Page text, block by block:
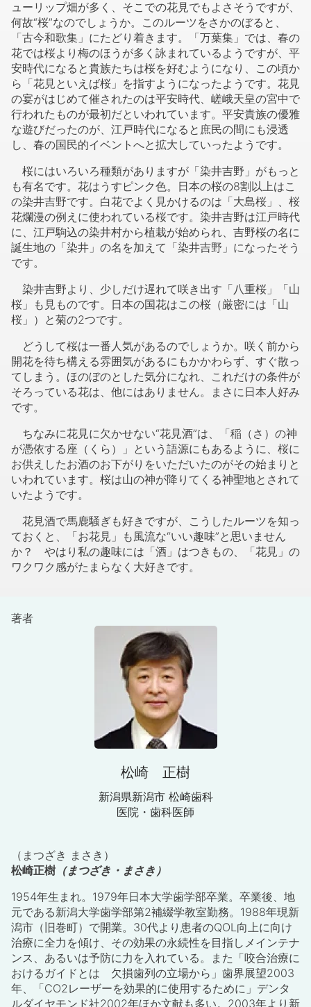
この「花見」、花は限定されていないのに、誰もが「花
見」といえば「桜」という認識を持っています。新潟はチ
ューリップ畑が多く、そこでの花見でもよさそうですが、
何故“桜”なのでしょうか。このルーツをさかのぼると、
「古今和歌集」にたどり着きます。「万葉集」では、春の
花では桜より梅のほうが多く詠まれているようですが、平
安時代になると貴族たちは桜を好むようになり、この頃か
ら「花見といえば桜」を指すようになったようです。花見
の宴がはじめて催されたのは平安時代、嵯峨天皇の宮中で
行われたものが最初だといわれています。平安貴族の優雅
し、春の国民的イベントへと拡大していったようです。
桜にはいろいろ種類がありますが「染井吉野」がもっと
も有名です。花はうすピンク色。日本の桜の8割以上はこ
の染井吉野です。白花でよく見かけるのは「大島桜」、桜
花爛漫の例えに使われている桜です。染井吉野は江戸時代
に、江戸駒込の染井村から植栽が始められ、吉野桜の名に
です。
染井吉野より、少しだけ遅れて咲き出す「八重桜」「山
桜」）と菊の2つです。
どうして桜は一番人気があるのでしょうか。咲く前から
開花を待ち構える雰囲気があるにもかかわらず、すぐ散っ
てしまう。ほのぼのとした気分になれ、これだけの条件が
です。
ちなみに花見に欠かせない“花見酒”は、「稲（さ）の神
が憑依する座（くら）」という語源にもあるように、桜に
お供えしたお酒のお下がりをいただいたのがその始まりと
いたようです。
花見酒で馬鹿騒ぎも好きですが、こうしたルーツを知っ
ておくと、「お花見」も風流な“いい趣味”と思いません
松崎 正樹
松崎正樹（まつざき・まさき）
1954年生まれ。1979年日本大学歯学部卒業。卒業後、地
元である新潟大学歯学部第2補綴学教室勤務。1988年現新
潟市（旧巻町）で開業。30代より患者のQOL向上に向け
治療に全力を傾け、その効果の永続性を目指しメインテナ
ンス、あるいは予防に力を入れている。また「咬合治療に